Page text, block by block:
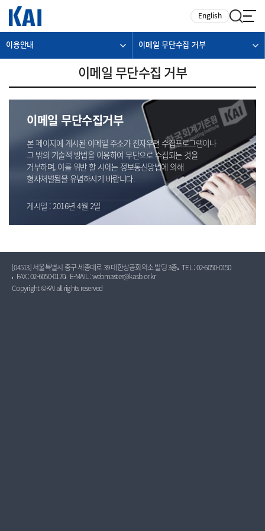
English
이용안내 이메일 무단수집 거부
이메일 무단수집 거부
이메일 무단수집거부
본 페이지에 게시된 이메일 주소가 전자우편 수집프로그램이나
그 밖의 기술적 방법을 이용하여 무단으로 수집되는 것을
거부하며, 이를 위반 할 시에는 정보통신망법에 의해
형사처벌됨을 유념하시기 바랍니다.
게시일 : 2016년 4월 2일
[04513] 서울특별시 중구 세종대로 39 대한상공회의소 빌딩 3층 TEL : 02-6050-0150
FAX : 02-6050-0170
E-MAIL : webmaster@kasb.or.kr
Copyright ©KAI all rights reserved